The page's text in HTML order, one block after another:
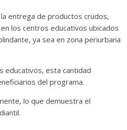
entrega de productos crudos,
los centros educativos ubicados
ya sea en zona periurbana
educativos, esta cantidad
del programa.
lo que demuestra el